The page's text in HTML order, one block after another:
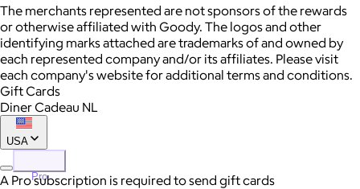
The merchants represented are not sponsors of the rewards
or otherwise affiliated with Goody. The logos and other
identifying marks attached are trademarks of and owned by
each represented company and/or its affiliates. Please visit
each company's website for additional terms and conditions.
Gift Cards
Diner Cadeau NL
USA
Pro
A Pro subscription is required to send gift cards